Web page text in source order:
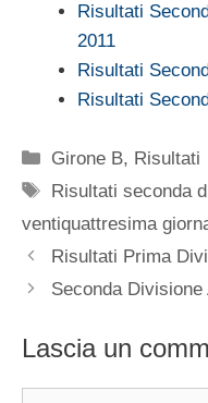
Risultati
2011
Risultati
Risultati
Categorie
Girone B, Risultati
Tag
Risultati seconda
ventiquattresima
Risultati Prima
Seconda
Lascia un